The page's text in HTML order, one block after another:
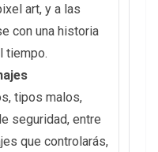
art, y a las
con una historia
tiempo.
tipos malos,
seguridad, entre
que controlarás,